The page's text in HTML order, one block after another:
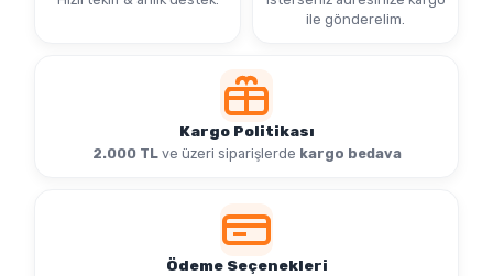
ile gönderelim.
Kargo Politikası
2.000 TLve üzeri siparişlerde kargo bedava
Ödeme Seçenekleri